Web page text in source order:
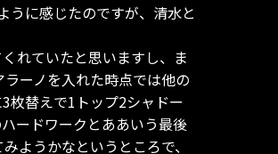
うに感じたのですが、清水と
れていたと思いますし、ま
ーノを入れた時点では他の
枚替えで1トップ2シャドー
ードワークとああいう最後
ようかなというところで、